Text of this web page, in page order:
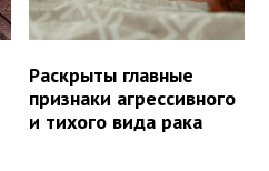
Раскрыты главные
признаки агрессивного
и тихого вида рака